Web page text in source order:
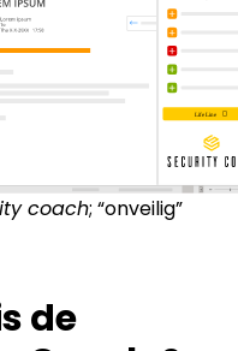
coach; “onveilig”
de